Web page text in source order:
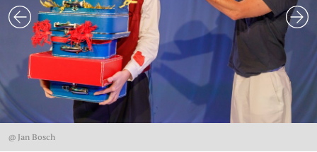
MITMACHEN
KARTEN
SERVICE
KONTAKT
THEATER & SCHULE
@ Jan Bosch